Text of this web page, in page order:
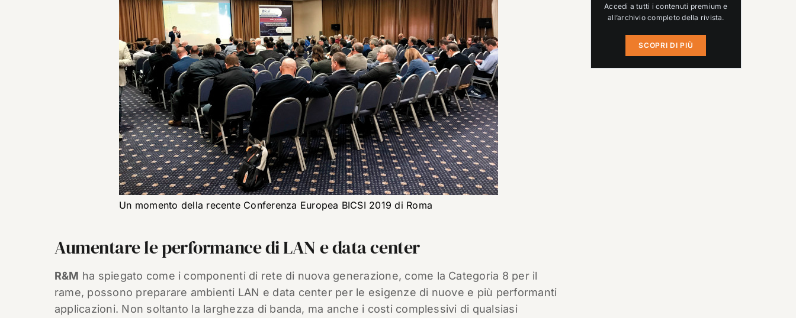
Un momento della recente Conferenza Europea BICSI 2019 di Roma
Aumentare le performance di LAN e data center
R&M ha spiegato come i componenti di rete di nuova generazione, come la Categoria 8 per il
rame, possono preparare ambienti LAN e data center per le esigenze di nuove e più performanti
applicazioni. Non soltanto la larghezza di banda, ma anche i costi complessivi di qualsiasi
Accedi a tutti i contenuti premium e
all’archivio completo della rivista.
SCOPRI DI PIÙ